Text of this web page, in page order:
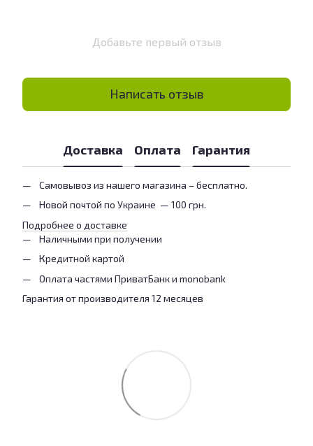
Добавьте первый отзыв
Написать отзыв
Доставка Оплата Гарантия
Самовывоз из нашего магазина – бесплатно.
Новой почтой по Украине — 100 грн.
Подробнее о доставке
Наличными при получении
Кредитной картой
Оплата частями ПриватБанк и monobank
Гарантия от производителя 12 месяцев